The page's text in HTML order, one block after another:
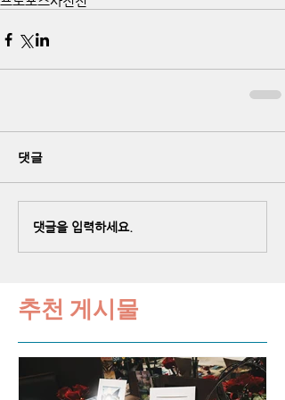
댓글
댓글을 입력하세요.
추천 게시물